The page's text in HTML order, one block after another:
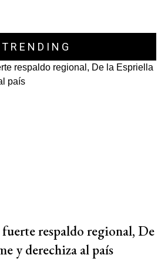
TRENDING
respaldo regional, De
y derechiza al país